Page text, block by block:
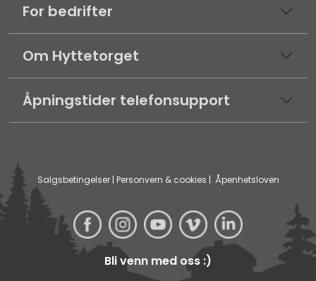
For bedrifter
Om Hyttetorget
Åpningstider telefonsupport
Salgsbetingelser| Personvern & cookies | Åpenhetsloven
Bli venn med oss :)